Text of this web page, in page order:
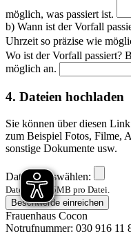
möglich, was passiert ist.
b) Wann ist der Vorfall
Uhrzeit so präzise wie
Wo ist der Vorfall passiert?
möglich an.
4. Dateien hochladen
Sie können über diesen
zum Beispiel Fotos, Filme,
sonstige Dokumente usw.
Dateien auswählen:
Dateigröße: 5MB pro Datei.
Beschwerde einreichen
Frauenhaus Cocon
Notrufnummer: 030 916 11